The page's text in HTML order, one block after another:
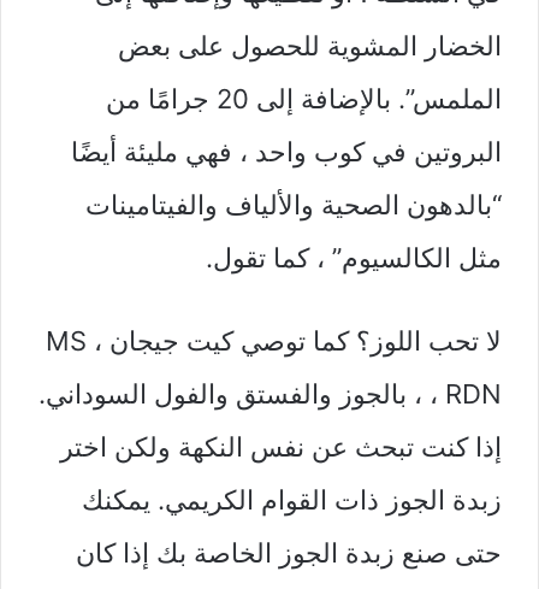
الخضار المشوية للحصول على بعض
الملمس”. بالإضافة إلى 20 جرامًا من
البروتين في كوب واحد ، فهي مليئة أيضًا
“بالدهون الصحية والألياف والفيتامينات
مثل الكالسيوم” ، كما تقول.
لا تحب اللوز؟ كما توصي كيت جيجان ، MS
، RDN ، بالجوز والفستق والفول السوداني.
إذا كنت تبحث عن نفس النكهة ولكن اختر
زبدة الجوز ذات القوام الكريمي. يمكنك
حتى صنع زبدة الجوز الخاصة بك إذا كان